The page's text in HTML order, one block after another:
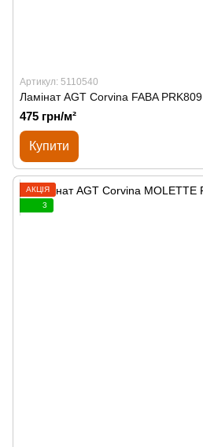
Артикул: 5110540
Ламінат AGT Corvina FABA PRK809
475 грн/м²
Купити
АКЦІЯ
3